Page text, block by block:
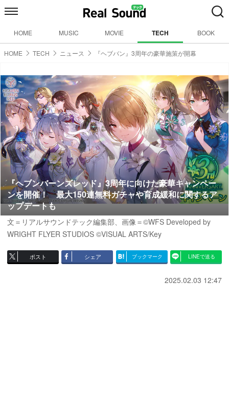
HOME MUSIC MOVIE TECH BOOK
HOME TECH ニュース 『ヘブバン』3周年の豪華施策が開幕
『ヘブンバーンズレッド』3周年に向けた豪華キャンペー
ンを開催！ 最大150連無料ガチャや育成緩和に関するア
ップデートも
文＝リアルサウンドテック編集部、画像＝©WFS Developed by
WRIGHT FLYER STUDIOS ©VISUAL ARTS/Key
ポスト シェア ブックマーク LINEで送る
2025.02.03 12:47